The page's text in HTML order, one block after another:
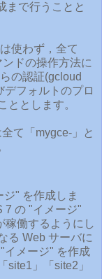
まで行うことと
使わず，全て
ドの操作方法に
の認証(gcloud
フォルトのプロ
ととします。
て「mygce-」と
" を作成しま
7 の "イメージ"
稼働するようにし
る Web サーバに
イメージ" を作成
site1」「site2」